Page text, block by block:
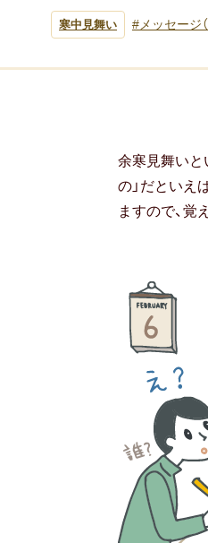
寒中見舞い メッセージ
余寒見舞いと
の」だといえ
ますので、覚